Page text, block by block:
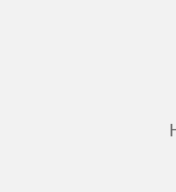
Heute möchte ich